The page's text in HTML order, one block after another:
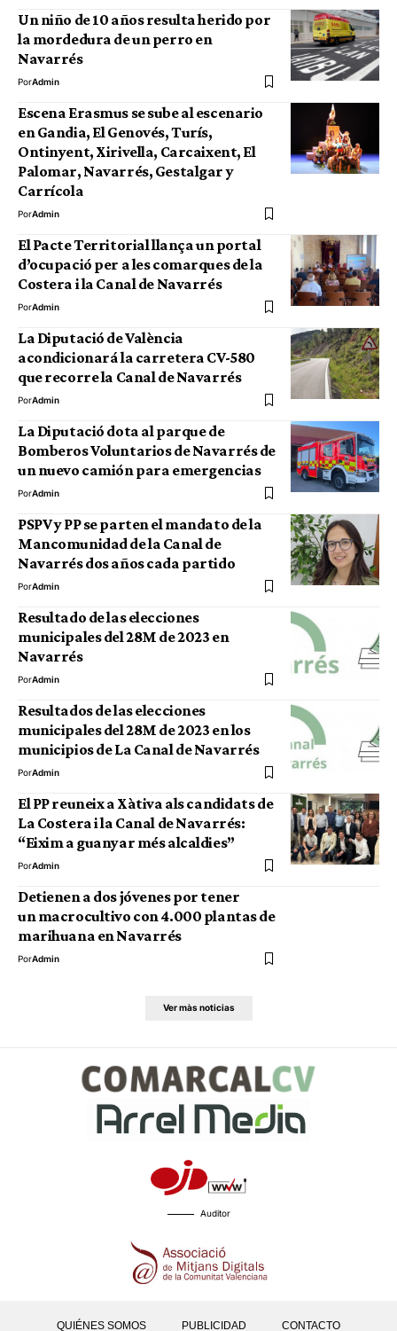
Un niño de 10 años resulta herido por
la mordedura de un perro en
Navarrés
PorAdmin
Escena Erasmus se sube al escenario
en Gandia, El Genovés, Turís,
Ontinyent, Xirivella, Carcaixent, El
Palomar, Navarrés, Gestalgar y
Carrícola
PorAdmin
El Pacte Territorial llança un portal
d’ocupació per a les comarques de la
Costera i la Canal de Navarrés
PorAdmin
La Diputació de València
acondicionará la carretera CV-580
que recorre la Canal de Navarrés
PorAdmin
La Diputació dota al parque de
Bomberos Voluntarios de Navarrés de
un nuevo camión para emergencias
PorAdmin
PSPV y PP se parten el mandato de la
Mancomunidad de la Canal de
Navarrés dos años cada partido
PorAdmin
Resultado de las elecciones
municipales del 28M de 2023 en
Navarrés
PorAdmin
Resultados de las elecciones
municipales del 28M de 2023 en los
municipios de La Canal de Navarrés
PorAdmin
El PP reuneix a Xàtiva als candidats de
La Costera i la Canal de Navarrés:
“Eixim a guanyar més alcaldies”
PorAdmin
Detienen a dos jóvenes por tener
un macrocultivo con 4.000 plantas de
marihuana en Navarrés
PorAdmin
Ver màs noticias
Auditor
QUIÉNES SOMOS PUBLICIDAD CONTACTO